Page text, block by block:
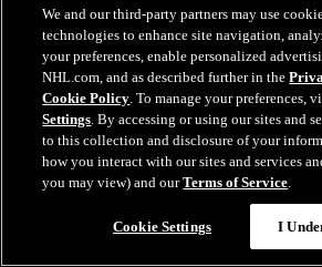
Bennettov gól z úniku
10. jún 2025
We and our third-party partners may use
technologies to enhance site navigation,
your preferences, enable personalized
NHL.com, and as described further in the
Cookie Policy. To manage your preferences,
Settings. By accessing or using our sites and
to this collection and disclosure of your
how you interact with our sites and services
you may view) and ourTerms of Service.
Cookie Settings I